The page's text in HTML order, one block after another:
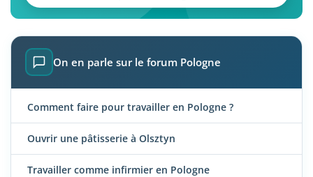
On en parle sur le forum Pologne
Comment faire pour travailler en Pologne ?
Ouvrir une pâtisserie à Olsztyn
Travailler comme infirmier en Pologne